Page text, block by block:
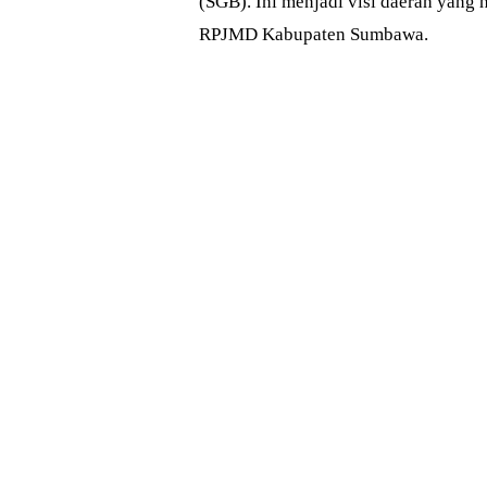
RPJMD Kabupaten Sumbawa.